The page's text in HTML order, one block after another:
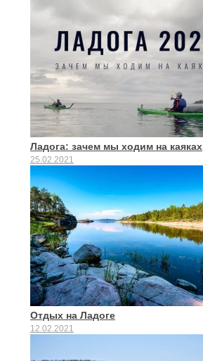
Ладога: зачем мы ходим на каяках
25.02.2021
Отдых на Ладоге
12.02.2021